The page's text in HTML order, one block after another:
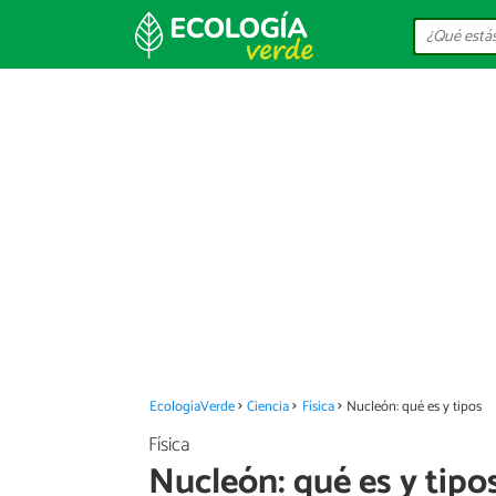
EcologíaVerde Ciencia Física Nucleón: qué es y tipos
Física
Nucleón: qué es y